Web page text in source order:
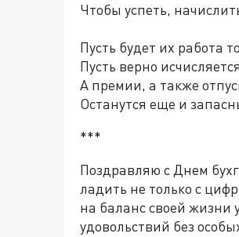
Чтобы успеть,
Пусть будет их работа
Пусть верно
А премии, а также
Останутся еще и
***
Поздравляю с Днем
ладить не только с
на баланс своей жизни
удовольствий без